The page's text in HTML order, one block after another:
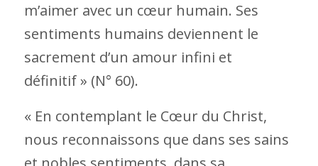
m’aimer avec un cœur humain. Ses
sentiments humains deviennent le
sacrement d’un amour infini et
définitif » (N° 60).
« En contemplant le Cœur du Christ,
nous reconnaissons que dans ses sains